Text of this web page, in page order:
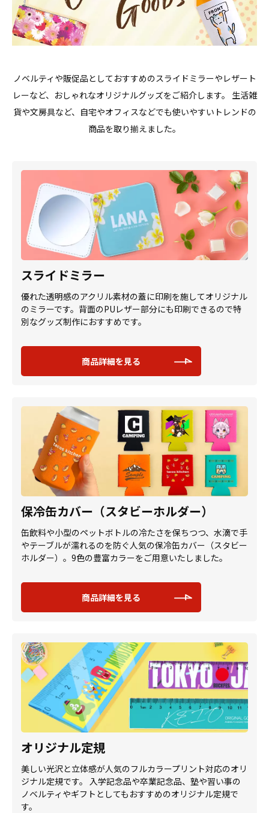
ノベルティや販促品としておすすめのスライドミラーやレザート
レーなど、おしゃれなオリジナルグッズをご紹介します。 生活雑
貨や文房具など、自宅やオフィスなどでも使いやすいトレンドの
商品を取り揃えました。
スライドミラー
優れた透明感のアクリル素材の蓋に印刷を施してオリジナル
のミラーです。背面のPUレザー部分にも印刷できるので特
別なグッズ制作におすすめです。
商品詳細を見る
保冷缶カバー（スタビーホルダー）
缶飲料や小型のペットボトルの冷たさを保ちつつ、水滴で手
やテーブルが濡れるのを防ぐ人気の保冷缶カバー（スタビー
ホルダー）。9色の豊富カラーをご用意いたしました。
商品詳細を見る
オリジナル定規
美しい光沢と立体感が人気のフルカラープリント対応のオリ
ジナル定規です。 入学記念品や卒業記念品、塾や習い事の
ノベルティやギフトとしてもおすすめのオリジナル定規で
す。